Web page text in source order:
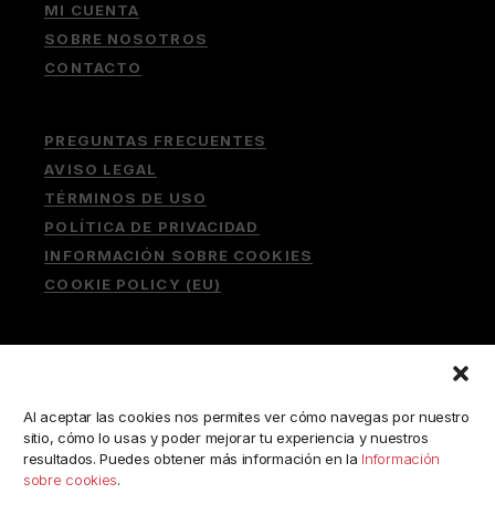
Al aceptar las cookies nos permites ver cómo navegas por nuestro
sitio, cómo lo usas y poder mejorar tu experiencia y nuestros
resultados. Puedes obtener más información en la Información
sobre cookies.
MI CUENTA
SOBRE NOSOTROS
CONTACTO
PREGUNTAS FRECUENTES
AVISO LEGAL
TÉRMINOS DE USO
POLÍTICA DE PRIVACIDAD
INFORMACIÓN SOBRE COOKIES
COOKIE POLICY (EU)
Buscar: